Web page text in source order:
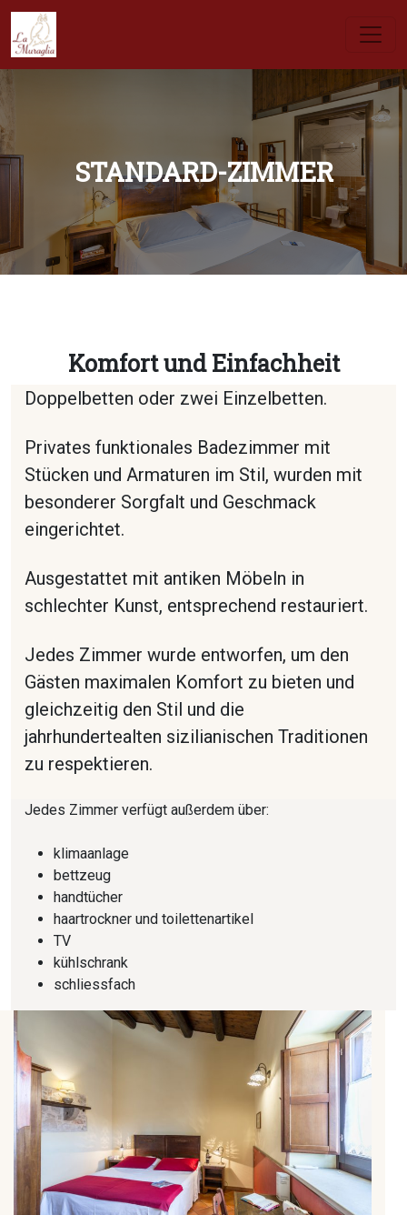
STANDARD-ZIMMER
Komfort und Einfachheit
Doppelbetten oder zwei Einzelbetten.
Privates funktionales Badezimmer mit
Stücken und Armaturen im Stil, wurden mit
besonderer Sorgfalt und Geschmack
eingerichtet.
Ausgestattet mit antiken Möbeln in
schlechter Kunst, entsprechend restauriert.
Jedes Zimmer wurde entworfen, um den
Gästen maximalen Komfort zu bieten und
gleichzeitig den Stil und die
jahrhundertealten sizilianischen Traditionen
zu respektieren.
Jedes Zimmer verfügt außerdem über:
klimaanlage
bettzeug
handtücher
haartrockner und toilettenartikel
TV
kühlschrank
schliessfach